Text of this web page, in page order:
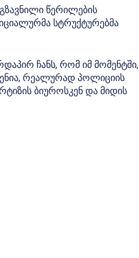
წერილების
სტრუქტურებმა
ჩანს, რომ იმ მომენტში,
რეალურად პოლიციის
ბიუროსკენ და მიდის